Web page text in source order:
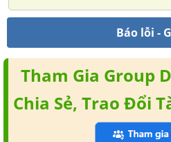
Báo lỗi -
Tham Gia Group
Chia Sẻ, Trao Đổi